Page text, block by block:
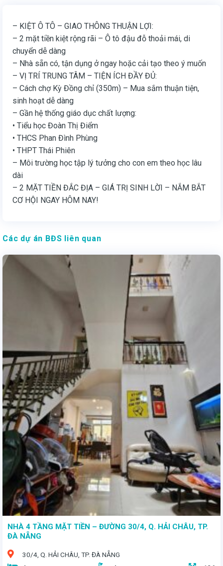
– KIỆT Ô TÔ – GIAO THÔNG THUẬN LỢI:
– 2 mặt tiền kiệt rộng rãi – Ô tô đậu đỗ thoải mái, di
chuyển dễ dàng
– Nhà sẵn có, tận dụng ở ngay hoặc cải tạo theo ý muốn
– VỊ TRÍ TRUNG TÂM – TIỆN ÍCH ĐẦY ĐỦ:
– Cách chợ Kỳ Đồng chỉ (350m) – Mua sắm thuận tiện,
sinh hoạt dễ dàng
– Gần hệ thống giáo dục chất lượng:
• Tiểu học Đoàn Thị Điểm
• THCS Phan Đình Phùng
• THPT Thái Phiên
– Môi trường học tập lý tưởng cho con em theo học lâu
dài
– 2 MẶT TIỀN ĐẮC ĐỊA – GIÁ TRỊ SINH LỜI – NẮM BẮT
CƠ HỘI NGAY HÔM NAY!
Các dự án BĐS liên quan
NHÀ 4 TẦNG MẶT TIỀN – ĐƯỜNG 30/4, Q. HẢI CHÂU, TP.
ĐÀ NẴNG
30/4, Q. HẢI CHÂU, TP. ĐÀ NẴNG